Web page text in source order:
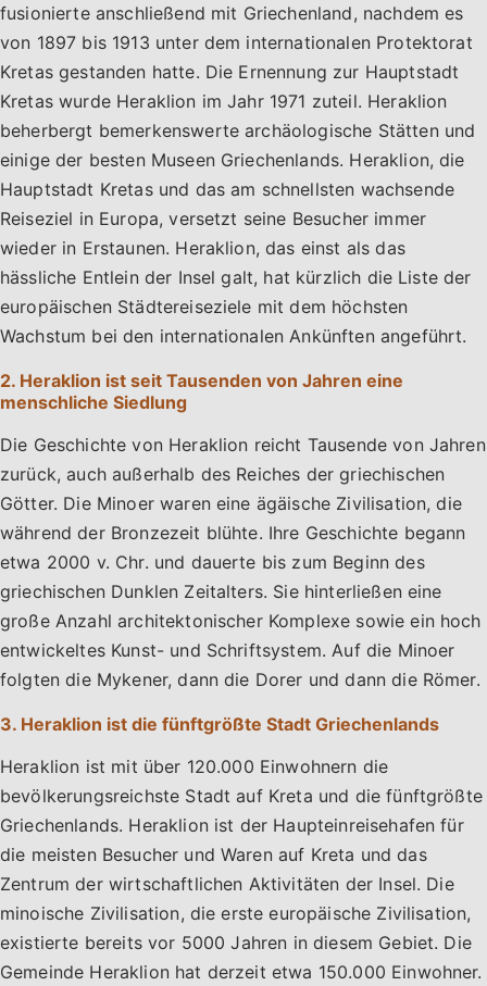
fusionierte anschließend mit Griechenland, nachdem es
von 1897 bis 1913 unter dem internationalen Protektorat
Kretas gestanden hatte. Die Ernennung zur Hauptstadt
Kretas wurde Heraklion im Jahr 1971 zuteil. Heraklion
beherbergt bemerkenswerte archäologische Stätten und
einige der besten Museen Griechenlands. Heraklion, die
Hauptstadt Kretas und das am schnellsten wachsende
Reiseziel in Europa, versetzt seine Besucher immer
wieder in Erstaunen. Heraklion, das einst als das
hässliche Entlein der Insel galt, hat kürzlich die Liste der
europäischen Städtereiseziele mit dem höchsten
Wachstum bei den internationalen Ankünften angeführt.
2. Heraklion ist seit Tausenden von Jahren eine
menschliche Siedlung
Die Geschichte von Heraklion reicht Tausende von Jahren
zurück, auch außerhalb des Reiches der griechischen
Götter. Die Minoer waren eine ägäische Zivilisation, die
während der Bronzezeit blühte. Ihre Geschichte begann
etwa 2000 v. Chr. und dauerte bis zum Beginn des
griechischen Dunklen Zeitalters. Sie hinterließen eine
große Anzahl architektonischer Komplexe sowie ein hoch
entwickeltes Kunst- und Schriftsystem. Auf die Minoer
folgten die Mykener, dann die Dorer und dann die Römer.
3. Heraklion ist die fünftgrößte Stadt Griechenlands
Heraklion ist mit über 120.000 Einwohnern die
bevölkerungsreichste Stadt auf Kreta und die fünftgrößte
Griechenlands. Heraklion ist der Haupteinreisehafen für
die meisten Besucher und Waren auf Kreta und das
Zentrum der wirtschaftlichen Aktivitäten der Insel. Die
minoische Zivilisation, die erste europäische Zivilisation,
existierte bereits vor 5000 Jahren in diesem Gebiet. Die
Gemeinde Heraklion hat derzeit etwa 150.000 Einwohner.